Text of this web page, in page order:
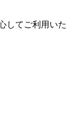
してご利用いた